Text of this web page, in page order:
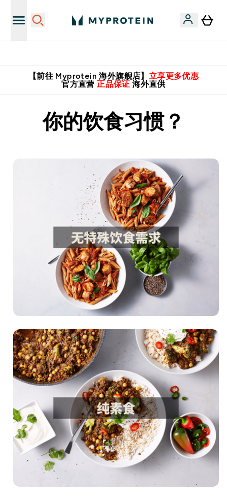
【前往 Myprotein 海外旗舰店】 立享更多优惠
官方直营 正品保证 海外直供
你的饮食习惯？